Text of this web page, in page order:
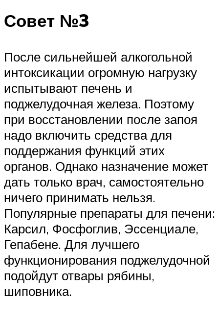
Совет №3
После сильнейшей алкогольной
интоксикации огромную нагрузку
испытывают печень и
поджелудочная железа. Поэтому
при восстановлении после запоя
надо включить средства для
поддержания функций этих
органов. Однако назначение может
дать только врач, самостоятельно
ничего принимать нельзя.
Популярные препараты для печени:
Карсил, Фосфоглив, Эссенциале,
Гепабене. Для лучшего
функционирования поджелудочной
подойдут отвары рябины,
шиповника.